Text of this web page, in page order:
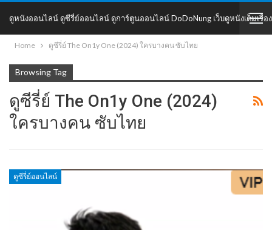
ดูหนังออนไลน์ ดูซีรี่ย์ออนไลน์ ดูการ์ตูนออนไลน์ DoDoNung เว็บดูหนังเต็มเรื่อง
DoDoNung
Home ดูซีรี่ย์ The On1y One (2024) ใครบางคน ซับไทย
Browsing Tag
ดูซีรี่ย์ The On1y One (2024)
ใครบางคน ซับไทย
ดูซีรี่ย์ออนไลน์